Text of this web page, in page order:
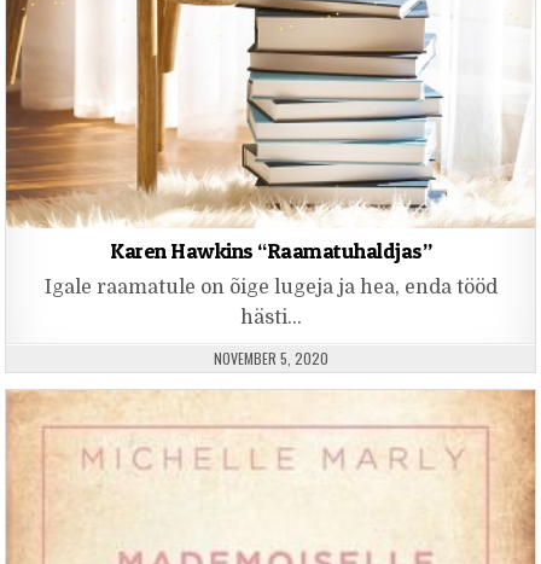
Karen Hawkins “Raamatuhaldjas”
Igale raamatule on õige lugeja ja hea, enda tööd
hästi…
PUBLISHED DATE:
NOVEMBER 5, 2020